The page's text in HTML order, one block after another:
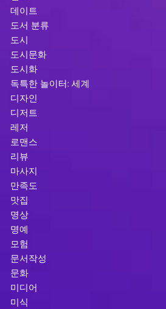
데이트
도서 분류
도시
도시문화
도시화
독특한 놀이터: 세계
디자인
디저트
레저
로맨스
리뷰
마사지
만족도
맛집
명상
명예
모험
문서작성
문화
미디어
미식